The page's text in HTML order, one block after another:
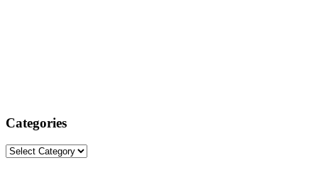
Categories
Categories